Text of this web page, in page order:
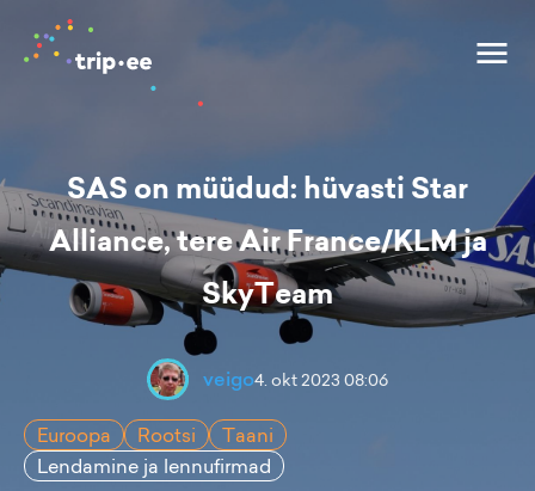
SAS on müüdud: hüvasti Star
Alliance, tere Air France/KLM ja
SkyTeam
veigo4. okt 2023 08:06
Euroopa Rootsi
Taani
Lendamine ja lennufirmad